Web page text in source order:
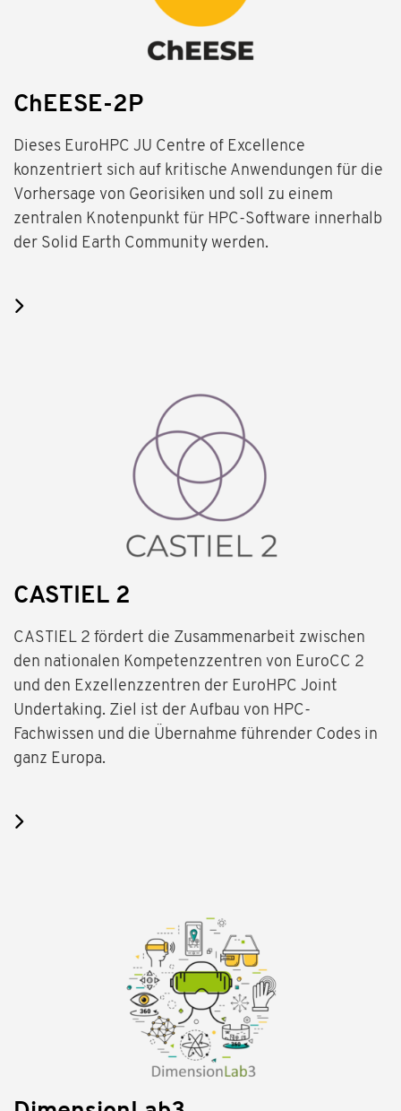
ChEESE-2P
Dieses EuroHPC JU Centre of Excellence
konzentriert sich auf kritische Anwendungen für die
Vorhersage von Georisiken und soll zu einem
zentralen Knotenpunkt für HPC-Software innerhalb
der Solid Earth Community werden.
CASTIEL 2
CASTIEL 2 fördert die Zusammenarbeit zwischen
den nationalen Kompetenzzentren von EuroCC 2
und den Exzellenzzentren der EuroHPC Joint
Undertaking. Ziel ist der Aufbau von HPC-
Fachwissen und die Übernahme führender Codes in
ganz Europa.